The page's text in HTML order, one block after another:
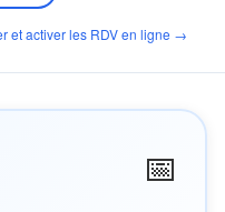
et activer les RDV en ligne →
📅